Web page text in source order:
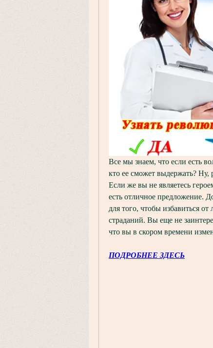
Все мы знаем, что если есть
кто ее сможет выдержать? Ну,
Если же вы не являетесь
есть отличное предложение.
для того, чтобы избавиться
страданий. Вы еще не
что вы в скором времени
ПОДРОБНЕЕ ЗДЕСЬ